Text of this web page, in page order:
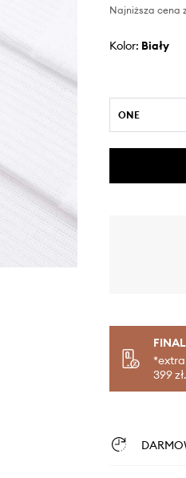
Najniższa cena
Kolor: biały
ONE
399